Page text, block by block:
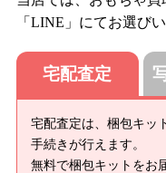
「LINE」にてお選び
宅配査定
宅配査定は、梱包キッ
手続きが行えます。
無料で梱包キットをお